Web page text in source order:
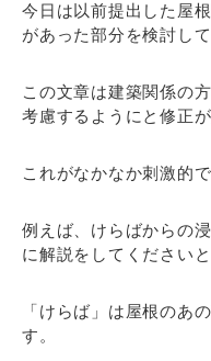
今日は以前提出した屋
があった部分を検討して
この文章は建築関係の
考慮するようにと修正が
これがなかなか刺激的で
例えば、けらばからの
に解説をしてください
「けらば」は屋根のあ
す。